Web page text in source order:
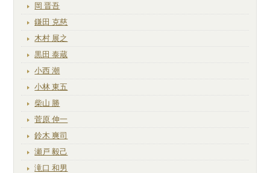
岡 晋吾
鎌田 克慈
木村 展之
黒田 泰蔵
小西 潮
小林 東五
柴山 勝
菅原 伸一
鈴木 爽司
瀬戸 毅己
滝口 和男